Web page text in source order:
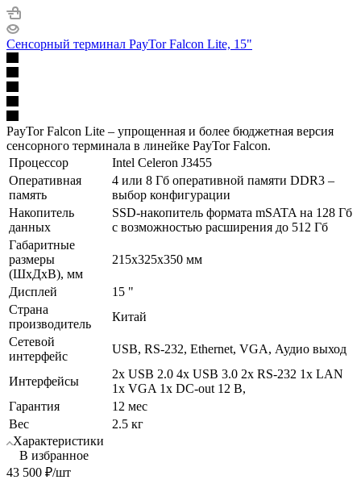
Сенсорный терминал PayTor Falcon Lite, 15"
PayTor Falcon Lite – упрощенная и более бюджетная версия
сенсорного терминала в линейке PayTor Falcon.
Процессор
Intel Celeron J3455
Оперативная
память
4 или 8 Гб оперативной памяти DDR3 –
выбор конфигурации
Накопитель
данных
SSD-накопитель формата mSATA на 128 Гб
с возможностью расширения до 512 Гб
Габаритные
размеры
(ШхДхВ), мм
215x325x350 мм
Дисплей
15 "
Страна
производитель
Китай
Сетевой
интерфейс
USB, RS-232, Ethernet, VGA, Аудио выход
Интерфейсы
2x USB 2.0 4x USB 3.0 2x RS-232 1x LAN
1x VGA 1x DC-out 12 В,
Гарантия
12 мес
Вес
2.5 кг
Характеристики
В избранное
43 500 ₽/шт